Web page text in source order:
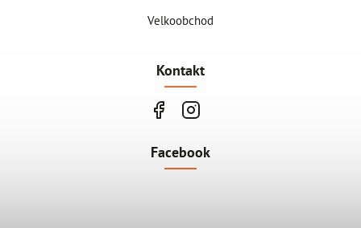
Velkoobchod
Kontakt
Facebook